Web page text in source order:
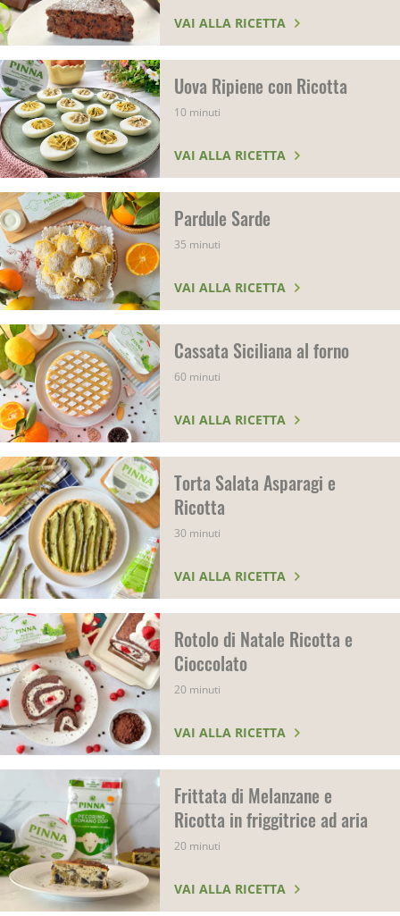
VAI ALLA RICETTA
Uova Ripiene con Ricotta
10 minuti
VAI ALLA RICETTA
Pardule Sarde
35 minuti
VAI ALLA RICETTA
Cassata Siciliana al forno
60 minuti
VAI ALLA RICETTA
Torta Salata Asparagi e
Ricotta
30 minuti
VAI ALLA RICETTA
Rotolo di Natale Ricotta e
Cioccolato
20 minuti
VAI ALLA RICETTA
Frittata di Melanzane e
Ricotta in friggitrice ad aria
20 minuti
VAI ALLA RICETTA